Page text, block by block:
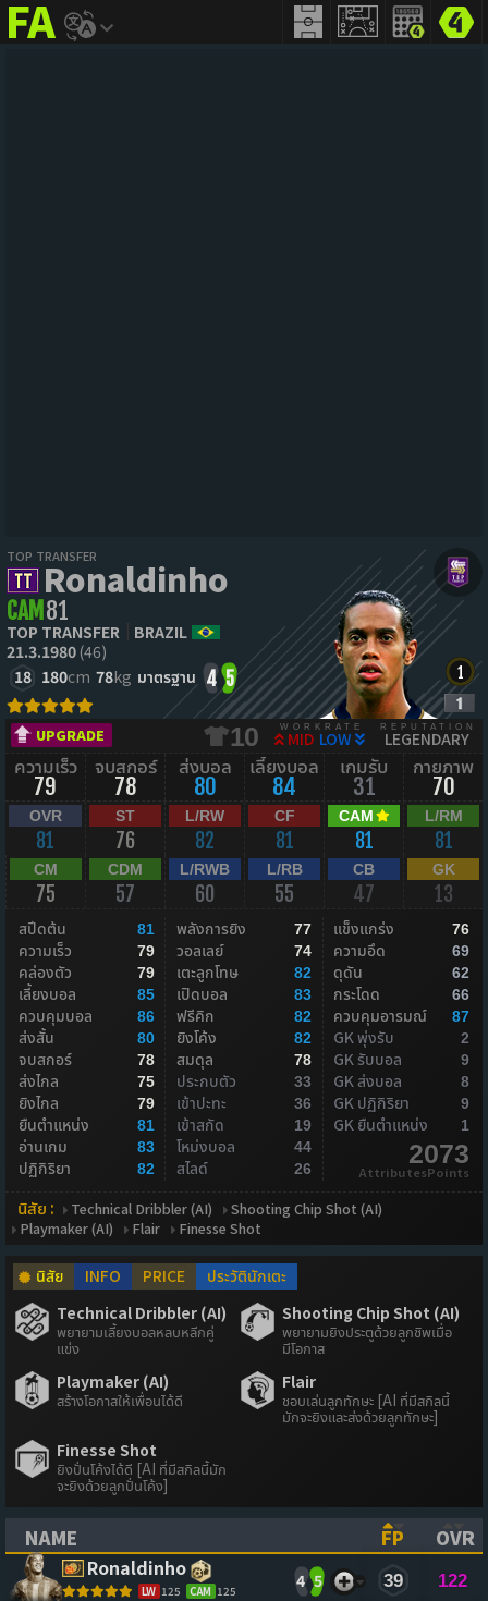
addict
TOP TRANSFER
Ronaldinho
CAM 81
TOP TRANSFER
BRAZIL
21.3.1980(46)
18 180cm 78kg มาตรฐาน 4 5
UPGRADE 10 WORKRATE
MID LOW
REPUTATION
LEGENDARY
ความเร็ว
79
จบสกอร์
78
ส่งบอล
80
เลี้ยงบอล
84
เกมรับ
31
กายภาพ
70
OVR
81
ST
76
L/RW
82
CF
81
CAM
81
L/RM
81
CM
75
CDM
57
L/RWB
60
L/RB
55
CB
47
GK
13
สปีดต้น 81
ความเร็ว 79
คล่องตัว 79
เลี้ยงบอล 85
ควบคุมบอล 86
ส่งสั้น 80
จบสกอร์ 78
ส่งไกล 75
ยิงไกล 79
ยืนตำแหน่ง 81
อ่านเกม 83
ปฏิกิริยา 82
พลังการยิง 77
วอลเลย์ 74
เตะลูกโทษ 82
เปิดบอล 83
ฟรีคิก 82
ยิงโค้ง 82
สมดุล 78
ประกบตัว 33
เข้าปะทะ 36
เข้าสกัด 19
โหม่งบอล 44
สไลด์ 26
แข็งแกร่ง 76
ความอึด 69
ดุดัน 62
กระโดด 66
ควบคุมอารมณ์ 87
GK พุ่งรับ 2
GK รับบอล 9
GK ส่งบอล 8
GK ปฏิกิริยา 9
GK ยืนตำแหน่ง 1
2073
AttributesPoints
นิสัย : Technical Dribbler (AI)
Shooting Chip Shot (AI)
Playmaker (AI)
Flair Finesse Shot
นิสัย INFO PRICE
ประวัตินักเตะ
Technical Dribbler (AI)
พยายามเลี้ยงบอลหลบหลีกคู่
แข่ง
Shooting Chip Shot (AI)
พยายามยิงประตูด้วยลูกชิพเมื่อ
มีโอกาส
Playmaker (AI)
สร้างโอกาสให้เพื่อนได้ดี
Flair
ชอบเล่นลูกทักษะ [AI ที่มีสกิลนี้
มักจะยิงและส่งด้วยลูกทักษะ]
Finesse Shot
ยิงปั่นโค้งได้ดี [AI ที่มีสกิลนี้มัก
จะยิงด้วยลูกปั่นโค้ง]
NAME
(CLICK TO SORT ASCENDING)
FP
OVR
Ronaldinho
LW 125 CAM 125
4 5 39 122